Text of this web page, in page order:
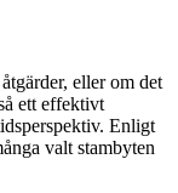
eller om det
ett effektivt
Enligt
valt stambyten